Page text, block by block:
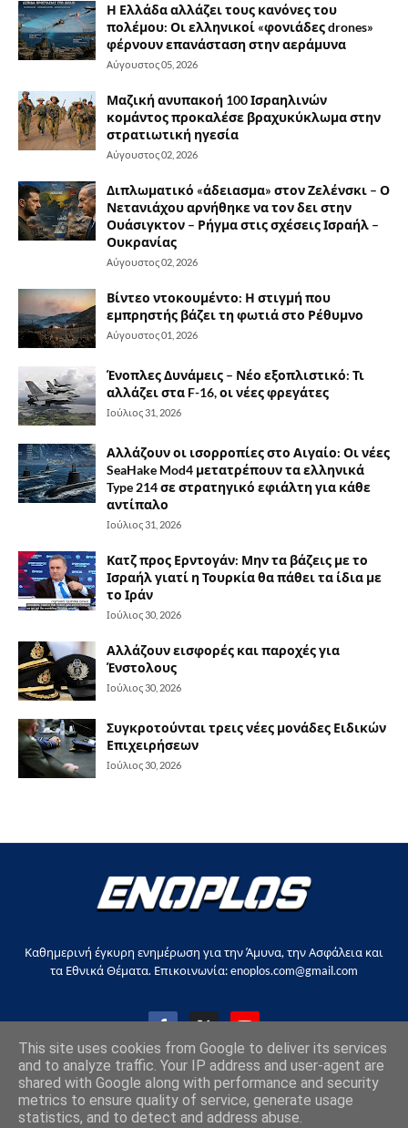
Η Ελλάδα αλλάζει τους κανόνες του
πολέμου: Οι ελληνικοί «φονιάδες drones»
φέρνουν επανάσταση στην αεράμυνα
Αύγουστος 05, 2026
Μαζική ανυπακοή 100 Ισραηλινών
κομάντος προκαλέσε βραχυκύκλωμα στην
στρατιωτική ηγεσία
Αύγουστος 02, 2026
Διπλωματικό «άδειασμα» στον Ζελένσκι – Ο
Νετανιάχου αρνήθηκε να τον δει στην
Ουάσιγκτον – Ρήγμα στις σχέσεις Ισραήλ –
Ουκρανίας
Αύγουστος 02, 2026
Βίντεο ντοκουμέντο: Η στιγμή που
εμπρηστής βάζει τη φωτιά στο Ρέθυμνο
Αύγουστος 01, 2026
Ένοπλες Δυνάμεις – Νέο εξοπλιστικό: Τι
αλλάζει στα F-16, οι νέες φρεγάτες
Ιούλιος 31, 2026
Αλλάζουν οι ισορροπίες στο Αιγαίο: Οι νέες
SeaHake Mod4 μετατρέπουν τα ελληνικά
Type 214 σε στρατηγικό εφιάλτη για κάθε
αντίπαλο
Ιούλιος 31, 2026
Κατζ προς Ερντογάν: Μην τα βάζεις με το
Ισραήλ γιατί η Τουρκία θα πάθει τα ίδια με
το Ιράν
Ιούλιος 30, 2026
Αλλάζουν εισφορές και παροχές για
Ένστολους
Ιούλιος 30, 2026
Συγκροτούνται τρεις νέες μονάδες Ειδικών
Επιχειρήσεων
Ιούλιος 30, 2026
Καθημερινή έγκυρη ενημέρωση για την Άμυνα, την Ασφάλεια και
τα Εθνικά Θέματα. Επικοινωνία: enoplos.com@gmail.com
Copyright © 2017-2026, all rights reserved |enoplos.gr
This site uses cookies from Google to deliver its services
and to analyze traffic. Your IP address and user-agent are
shared with Google along with performance and security
metrics to ensure quality of service, generate usage
statistics, and to detect and address abuse.